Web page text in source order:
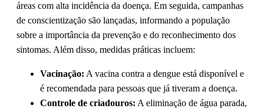
áreas com alta incidência da doença. Em seguida, campanhas
de conscientização são lançadas, informando a população
sobre a importância da prevenção e do reconhecimento dos
sintomas. Além disso, medidas práticas incluem:
Vacinação: A vacina contra a dengue está disponível e
é recomendada para pessoas que já tiveram a doença.
Controle de criadouros: A eliminação de água parada,